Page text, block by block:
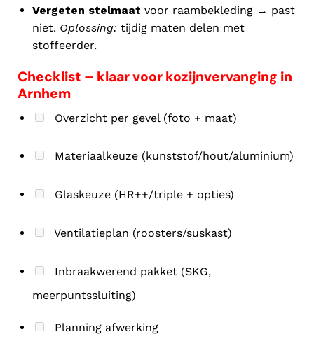
Vergeten stelmaat voor raambekleding → past
niet. Oplossing: tijdig maten delen met
stoffeerder.
Checklist – klaar voor kozijnvervanging in
Arnhem
Overzicht per gevel (foto + maat)
Materiaalkeuze (kunststof/hout/aluminium)
Glaskeuze (HR++/triple + opties)
Ventilatieplan (roosters/suskast)
Inbraakwerend pakket (SKG,
meerpuntssluiting)
Planning afwerking